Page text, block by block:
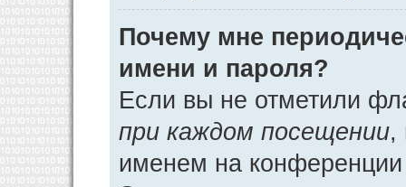
Почему мне
имени и пароля?
Если вы не отметили
при каждом посещении,
именем на конференции